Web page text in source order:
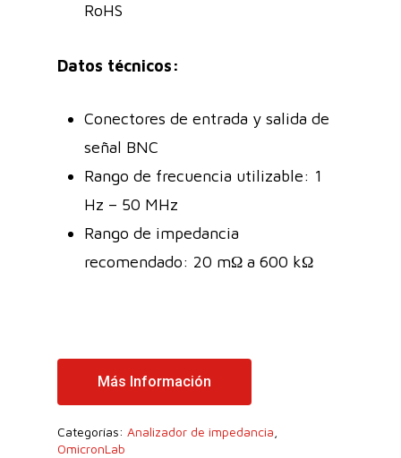
RoHS
Datos técnicos:
Conectores de entrada y salida de
señal BNC
Rango de frecuencia utilizable: 1
Hz – 50 MHz
Rango de impedancia
recomendado: 20 mΩ a 600 kΩ
Más Información
Categorías: Analizador de impedancia
OmicronLab